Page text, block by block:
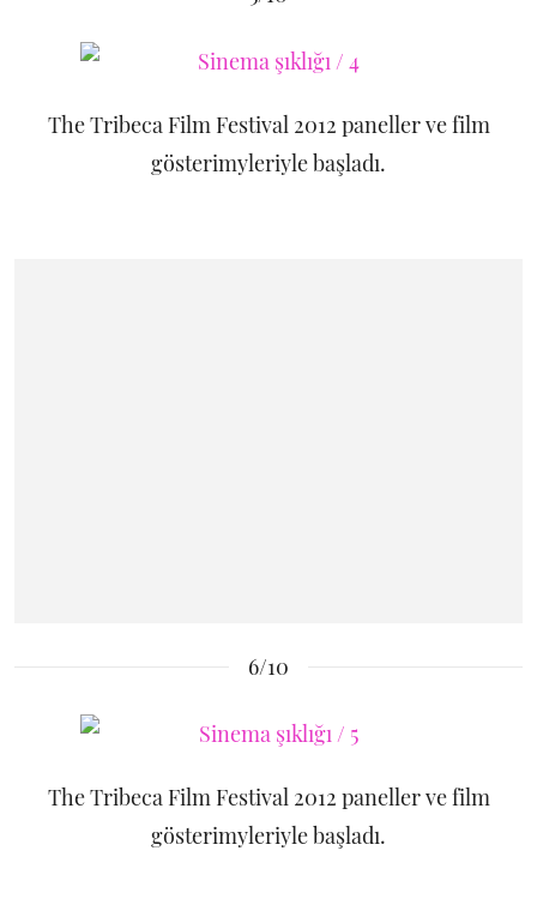
The Tribeca Film Festival 2012 paneller ve film
gösterimyleriyle başladı.
6/10
The Tribeca Film Festival 2012 paneller ve film
gösterimyleriyle başladı.